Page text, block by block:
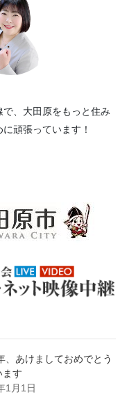
、大田原をもっと住み
頑張っています！
、あけましておめでとう
ます
1月1日